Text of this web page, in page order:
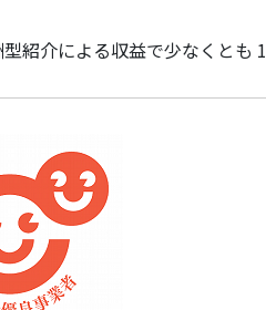
による収益で少なく